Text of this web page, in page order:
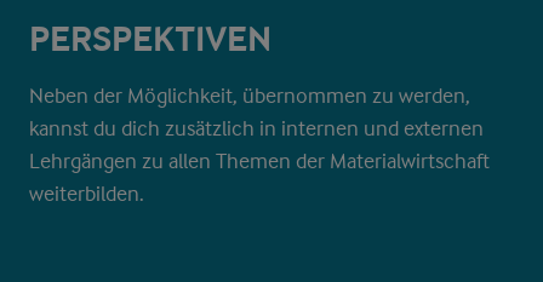
PERSPEKTIVEN
Neben der Möglichkeit, übernommen zu werden,
kannst du dich zusätzlich in internen und externen
Lehrgängen zu allen Themen der Materialwirtschaft
weiterbilden.